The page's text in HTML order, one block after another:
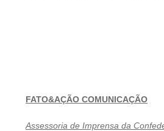
FATO&AÇÃO COMUNICAÇÃO
Assessoria de Imprensa da